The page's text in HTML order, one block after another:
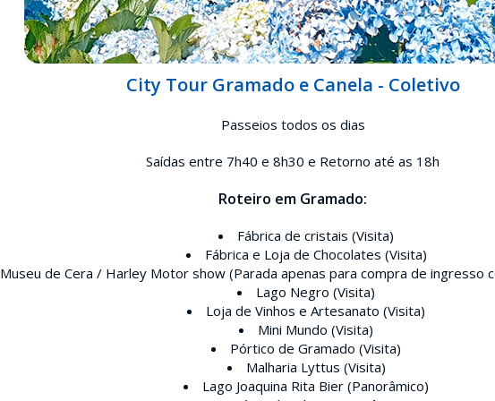
City Tour Gramado e Canela - Coletivo
Passeios todos os dias
Saídas entre 7h40 e 8h30 e Retorno até as 18h
Roteiro em Gramado:
Fábrica de cristais (Visita)
Fábrica e Loja de Chocolates (Visita)
Museu de Cera / Harley Motor show (Parada apenas para compra de ingresso
Lago Negro (Visita)
Loja de Vinhos e Artesanato (Visita)
Mini Mundo (Visita)
Pórtico de Gramado (Visita)
Malharia Lyttus (Visita)
Lago Joaquina Rita Bier (Panorâmico)